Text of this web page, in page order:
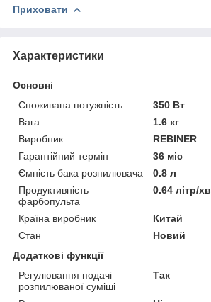
Приховати
Характеристики
Основні
Споживана потужність
350 Вт
Вага
1.6 кг
Виробник
REBINER
Гарантійний термін
36 міс
Ємність бака розпилювача
0.8 л
Продуктивність
фарбопульта
0.64 літр/хв
Країна виробник
Китай
Стан
Новий
Додаткові функції
Регулювання подачі
розпилюваної суміші
Так